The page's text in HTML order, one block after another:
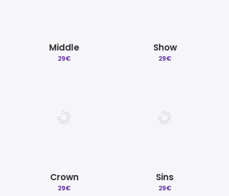
Middle
29€
Show
29€
Crown
29€
Sins
29€